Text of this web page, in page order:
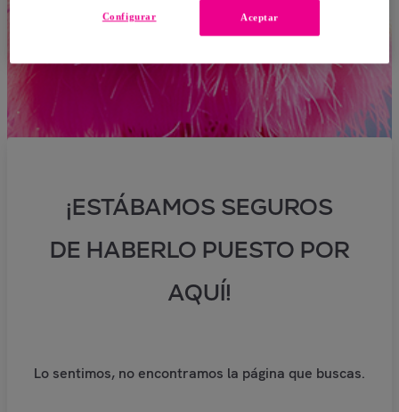
¡ESTÁBAMOS SEGUROS
DE HABERLO PUESTO POR
AQUÍ!
Lo sentimos, no encontramos la página que buscas.
Aceptar
Configurar